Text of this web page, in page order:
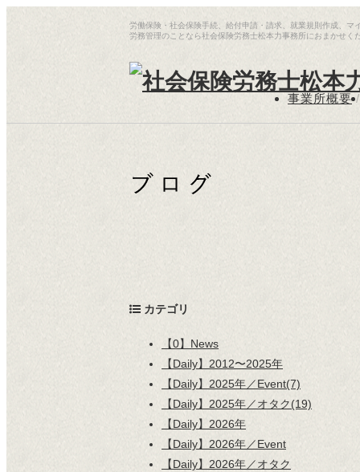
労働保険・社会保険手続、給付申請・請求、就業規則作成、マ
労務管理のことなら社会保険労務士松本力事務所におまかせく
事業所概要 /
カテゴリ
【0】News
【Daily】2012〜2025年
【Daily】2025年／Event(7)
【Daily】2025年／オタク(19)
【Daily】2026年
【Daily】2026年／Event
【Daily】2026年／オタク